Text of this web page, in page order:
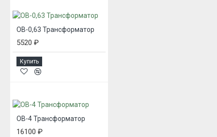
ОВ-0,63 Трансформатор
5520 ₽
Купить
ОВ-4 Трансформатор
16100 ₽